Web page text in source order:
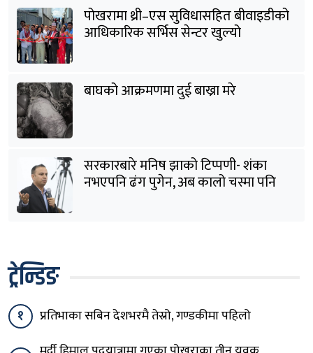
पोखरामा थ्री–एस सुविधासहित बीवाइडीको
आधिकारिक सर्भिस सेन्टर खुल्यो
बाघको आक्रमणमा दुई बाख्रा मरे
सरकारबारे मनिष झाको टिप्पणी- शंका
नभएपनि ढंग पुगेन, अब कालो चस्मा पनि
ट्रेन्डिङ
१ प्रतिभाका सबिन देशभरमै तेस्रो, गण्डकीमा पहिलो